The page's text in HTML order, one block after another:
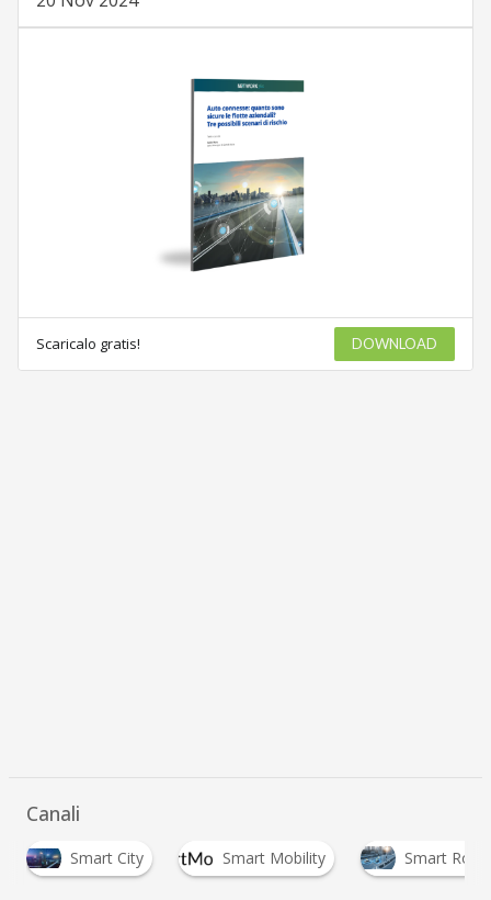
Scaricalo gratis! DOWNLOAD
Canali
Smart City Smart Mobility Smart Road